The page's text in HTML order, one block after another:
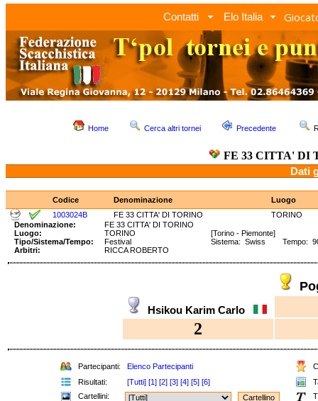
Contatti Elo Italia
Home Cerca altri tornei Precedente
FE 33 CITTA' DI
Dati
Codice Denominazione
Luogo
1003024B
FE 33 CITTA' DI TORINO
TORINO
Denominazione:
FE 33 CITTA' DI TORINO
Luogo:
TORINO
[Torino - Piemonte]
Tipo/Sistema/Tempo:
Festival
Sistema: Swiss Tempo:
Arbitri:
RICCA ROBERTO
Hsikou Karim Carlo
2
Partecipanti: Elenco Partecipanti
Risultati:
[Tutti] [1] [2] [3] [4] [5] [6]
Cartellini: